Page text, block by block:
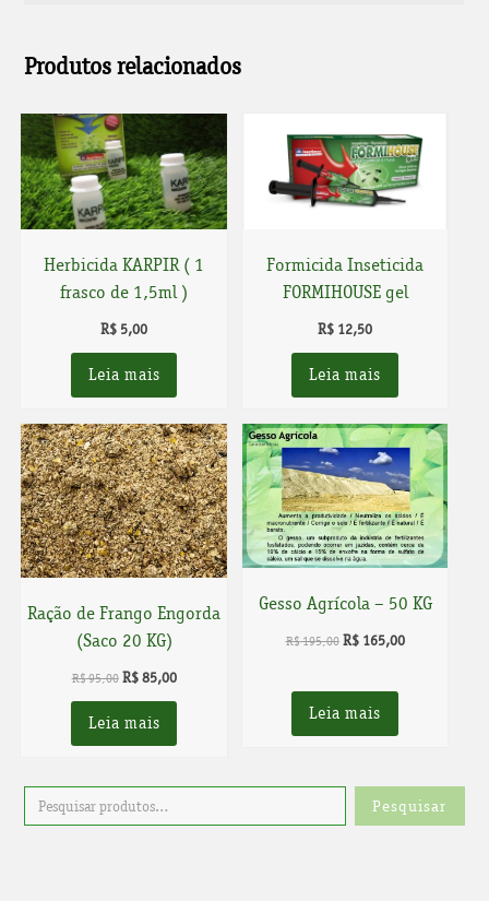
Produtos relacionados
Herbicida KARPIR ( 1
frasco de 1,5ml )
R$ 5,00
Leia mais
Formicida Inseticida
FORMIHOUSE gel
R$ 12,50
Leia mais
Ração de Frango Engorda
(Saco 20 KG)
R$95,00 O
preço
original
era:
R$85,00O
preço
é:
Leia mais
Gesso Agrícola – 50 KG
R$195,00 O
original
era:
R$ 195,00.
R$165,00O
Leia mais
Pesquisar